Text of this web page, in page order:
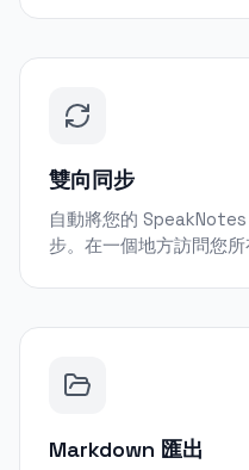
雙向同步
自動將您的
步。在一個地方訪問您所
Markdown 匯出